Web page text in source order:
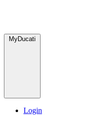
MyDucati
Login